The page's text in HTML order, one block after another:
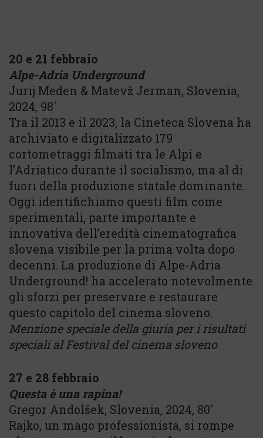
20 e 21 febbraio
Alpe-Adria Underground
Jurij Meden & Matevž Jerman, Slovenia,
2024, 98′
Tra il 2013 e il 2023, la Cineteca Slovena ha
archiviato e digitalizzato 179
cortometraggi filmati tra le Alpi e
l’Adriatico durante il socialismo, ma al di
fuori della produzione statale dominante.
Oggi identifichiamo questi film come
sperimentali, parte importante e
innovativa dell’eredità cinematografica
slovena visibile per la prima volta dopo
decenni. La produzione di Alpe-Adria
Underground! ha accelerato notevolmente
gli sforzi per preservare e restaurare
questo capitolo del cinema sloveno.
Menzione speciale della giuria per i risultati
speciali al Festival del cinema sloveno
27 e 28 febbraio
Questa è una rapina!
Gregor Andolšek, Slovenia, 2024, 80′
Rajko, un mago professionista, si rompe